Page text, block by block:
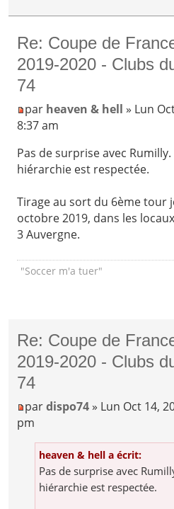
Re: Coupe de
2019-2020 - Clubs
74
par heaven & hell » Lun
8:37 am
Pas de surprise avec Rumilly.
hiérarchie est respectée.
Tirage au sort du 6ème tour
octobre 2019, dans les
3 Auvergne.
"Soccer m'a tuer"
Re: Coupe de
2019-2020 - Clubs
74
pardispo74 » Lun Oct 14,
pm
heaven & hell a écrit:
Pas de surprise avec
hiérarchie est respectée.